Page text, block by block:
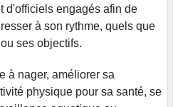
d'officiels engagés afin de
à son rythme, quels que
ses objectifs.
à nager, améliorer sa
physique pour sa santé, se